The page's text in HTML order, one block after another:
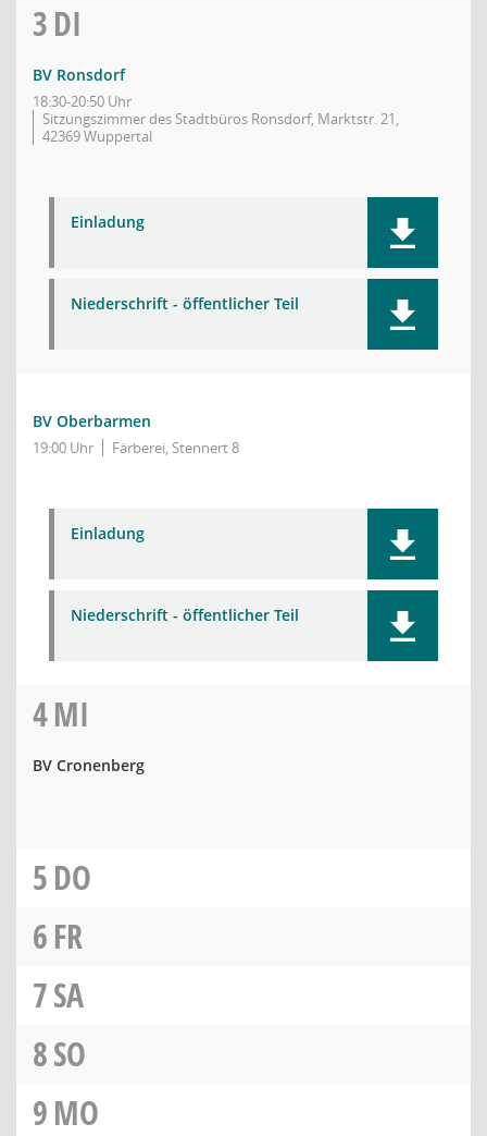
3DI
BV Ronsdorf
18:30-20:50 Uhr
Sitzungszimmer des Stadtbüros Ronsdorf, Marktstr. 21,
42369 Wuppertal
Einladung
Niederschrift - öffentlicher Teil
BV Oberbarmen
19:00 Uhr Färberei, Stennert 8
Einladung
Niederschrift - öffentlicher Teil
4MI
BV Cronenberg
5DO
6FR
7SA
8SO
9MO